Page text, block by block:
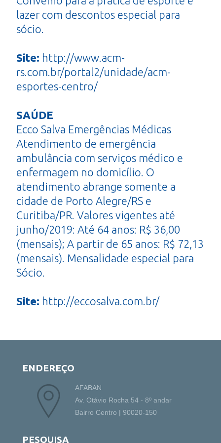
lazer com descontos especial para
sócio.
Site: http://www.acm-
rs.com.br/portal2/unidade/acm-
esportes-centro/
SAÚDE
Ecco Salva Emergências Médicas
Atendimento de emergência
ambulância com serviços médico e
enfermagem no domicílio. O
atendimento abrange somente a
cidade de Porto Alegre/RS e
Curitiba/PR. Valores vigentes até
junho/2019: Até 64 anos: R$ 36,00
(mensais); A partir de 65 anos: R$ 72,13
(mensais). Mensalidade especial para
Sócio.
Site: http://eccosalva.com.br/
ENDEREÇO
AFABAN
Av. Otávio Rocha 54 - 8º andar
Bairro Centro | 90020-150
PESQUISA